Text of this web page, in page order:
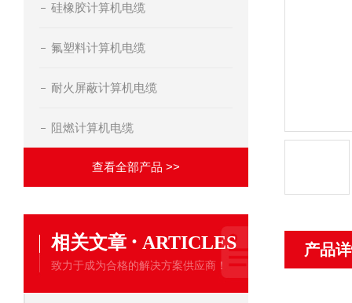
硅橡胶计算机电缆
氟塑料计算机电缆
耐火屏蔽计算机电缆
阻燃计算机电缆
查看全部产品 >>
相关文章 · ARTICLES
致力于成为合格的解决方案供应商！
产品